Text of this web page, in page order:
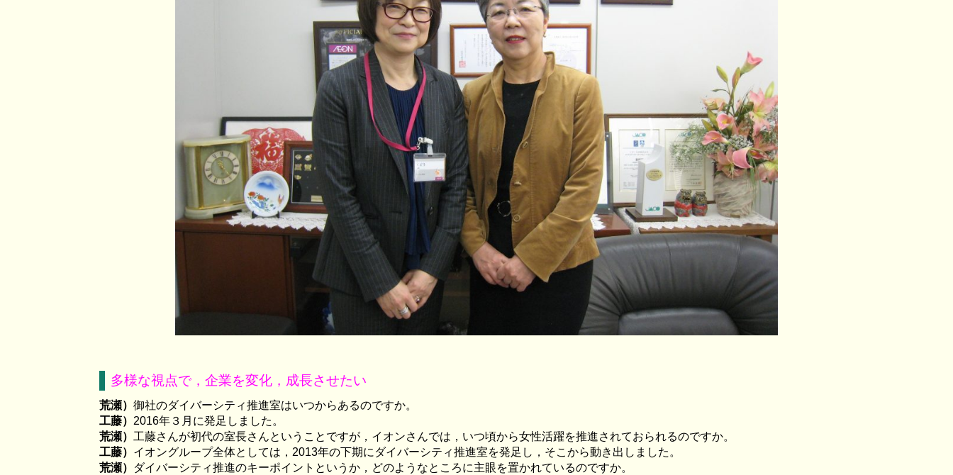
多様な視点で，企業を変化，成長させたい
荒瀬） 御社のダイバーシティ推進室はいつからあるのですか。
工藤） 2016年３月に発足しました。
荒瀬） 工藤さんが初代の室長さんということですが，イオンさんでは，いつ頃から女性活躍を推進されておられるのですか。
工藤） イオングループ全体としては， 2013年の下期にダイバーシティ推進室を発足し，そこから動き出しました。
荒瀬）
ダイバーシティ推進のキーポイントというか，どのようなところに主眼を置かれているのですか。